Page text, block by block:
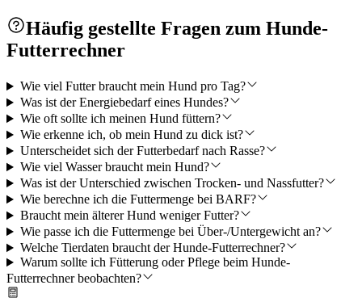
Häufig gestellte Fragen zum Hunde-
Futterrechner
Wie viel Futter braucht mein Hund pro Tag?
Was ist der Energiebedarf eines Hundes?
Wie oft sollte ich meinen Hund füttern?
Wie erkenne ich, ob mein Hund zu dick ist?
Unterscheidet sich der Futterbedarf nach Rasse?
Wie viel Wasser braucht mein Hund?
Was ist der Unterschied zwischen Trocken- und Nassfutter?
Wie berechne ich die Futtermenge bei BARF?
Braucht mein älterer Hund weniger Futter?
Wie passe ich die Futtermenge bei Über-/Untergewicht an?
Welche Tierdaten braucht der Hunde-Futterrechner?
Warum sollte ich Fütterung oder Pflege beim Hunde-
Futterrechner beobachten?